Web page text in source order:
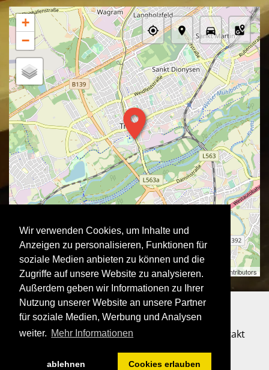
Wir verwenden Cookies, um Inhalte und
Anzeigen zu personalisieren, Funktionen für
soziale Medien anbieten zu können und die
Zugriffe auf unsere Website zu analysieren.
Außerdem geben wir Informationen zu Ihrer
Nutzung unserer Website an unsere Partner
für soziale Medien, Werbung und Analysen
weiter. Mehr Informationen
ablehnen Cookies erlauben
+
−
Stadtausstellung | ©OpenStreetMap contributors
Impressum Datenschutzerklärung
Kontakt